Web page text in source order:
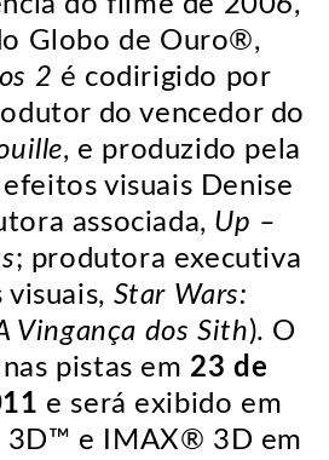
Globo de Ouro®,
2 é codirigido por
do vencedor do
, e produzido pela
visuais Denise
associada, Up –
; produtora executiva
Star Wars:
Vingança dos Sith). O
pistas em 23 de
e será exibido em
3D™ e IMAX® 3D em